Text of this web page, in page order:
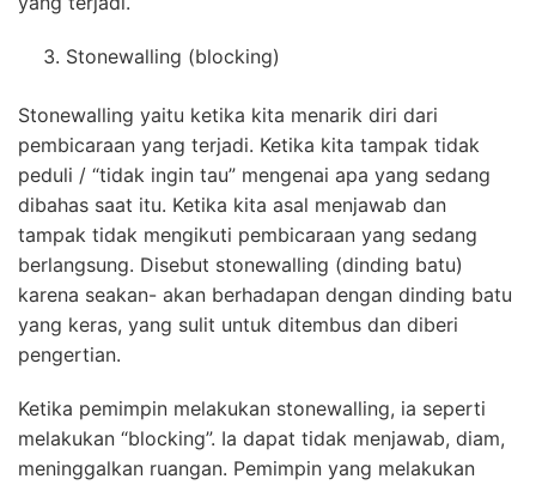
Stonewalling (blocking)
Stonewalling yaitu ketika kita menarik diri dari
pembicaraan yang terjadi. Ketika kita tampak tidak
peduli / “tidak ingin tau” mengenai apa yang sedang
dibahas saat itu. Ketika kita asal menjawab dan
tampak tidak mengikuti pembicaraan yang sedang
berlangsung. Disebut stonewalling (dinding batu)
karena seakan- akan berhadapan dengan dinding batu
yang keras, yang sulit untuk ditembus dan diberi
pengertian.
Ketika pemimpin melakukan stonewalling, ia seperti
melakukan “blocking”. Ia dapat tidak menjawab, diam,
meninggalkan ruangan. Pemimpin yang melakukan